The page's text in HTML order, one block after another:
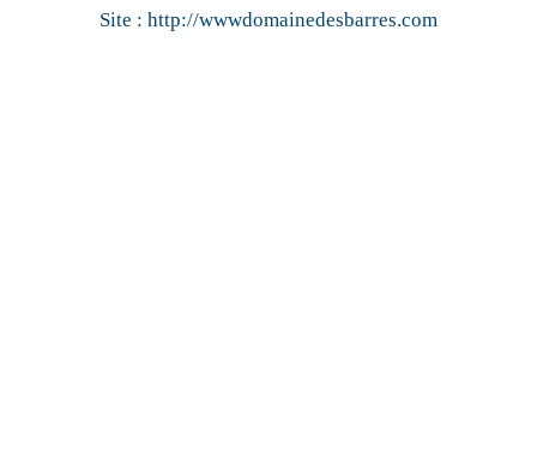
Site : http://wwwdomainedesbarres.com